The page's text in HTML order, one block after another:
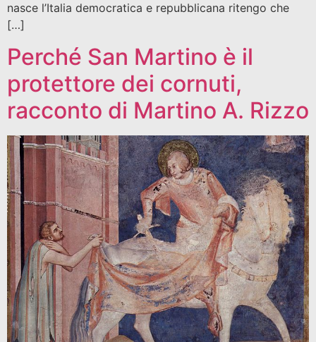
nasce l’Italia democratica e repubblicana ritengo che
[…]
Perché San Martino è il
protettore dei cornuti,
racconto di Martino A. Rizzo